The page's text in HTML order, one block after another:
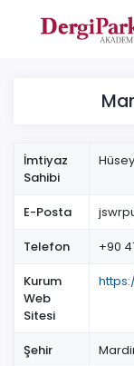
İmtiyaz
Sahibi
E-Posta
Telefon
+90
Kurum
Web
Sitesi
Şehir